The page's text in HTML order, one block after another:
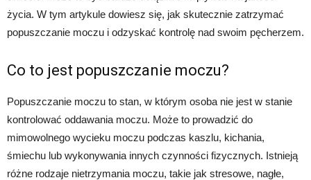
życia. W tym artykule dowiesz się, jak skutecznie zatrzymać
popuszczanie moczu i odzyskać kontrolę nad swoim pęcherzem.
Co to jest popuszczanie moczu?
Popuszczanie moczu to stan, w którym osoba nie jest w stanie
kontrolować oddawania moczu. Może to prowadzić do
mimowolnego wycieku moczu podczas kaszlu, kichania,
śmiechu lub wykonywania innych czynności fizycznych. Istnieją
różne rodzaje nietrzymania moczu, takie jak stresowe, nagłe,